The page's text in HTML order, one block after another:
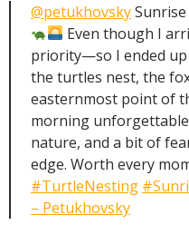
@petukhovskySunrise
Even though I
priority—so I ended
the turtles nest, the
easternmost point of
morning
nature, and a bit of
edge. Worth every
#TurtleNesting
– Petukhovsky